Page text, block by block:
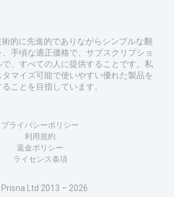
的に先進的でありながらシンプルな翻
手頃な適正価格で、サブスクリプショ
、すべての人に提供することです。私
マイズ可能で使いやすい優れた製品を
ことを目指しています。
プライバシーポリシー
利用規約
返金ポリシー
ライセンス条項
Ltd 2013 – 2026